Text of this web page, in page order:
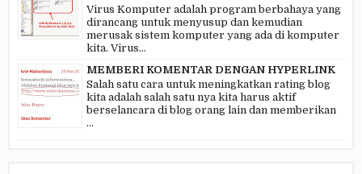
Virus Komputer adalah program berbahaya yang
dirancang untuk menyusup dan kemudian
merusak sistem komputer yang ada di komputer
kita. Virus...
MEMBERI KOMENTAR DENGAN HYPERLINK
Salah satu cara untuk meningkatkan rating blog
kita adalah salah satu nya kita harus aktif
berselancara di blog orang lain dan memberikan
...